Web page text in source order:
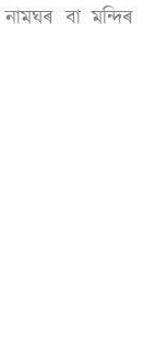
বা মন্দিৰ